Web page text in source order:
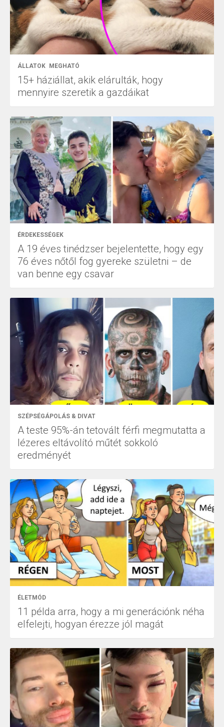
ÁLLATOK MEGHATÓ
15+ háziállat, akik elárulták, hogy
mennyire szeretik a gazdáikat
ÉRDEKESSÉGEK
A 19 éves tinédzser bejelentette, hogy egy
76 éves nőtől fog gyereke születni – de
van benne egy csavar
SZÉPSÉGÁPOLÁS & DIVAT
A teste 95%-án tetovált férfi megmutatta a
lézeres eltávolító műtét sokkoló
eredményét
ÉLETMÓD
11 példa arra, hogy a mi generációnk néha
elfelejti, hogyan érezze jól magát